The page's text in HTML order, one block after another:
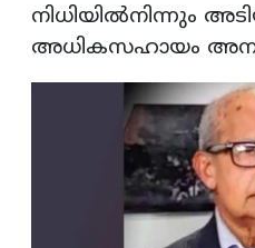
നിധിയിൽനിന്നും
അധികസഹായം